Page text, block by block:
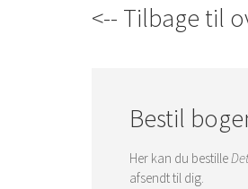
<-- Tilbage til
Bestil
Her kan du bestille
afsendt til dig.